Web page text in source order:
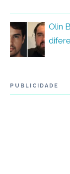
Olin
PUBLICIDADE